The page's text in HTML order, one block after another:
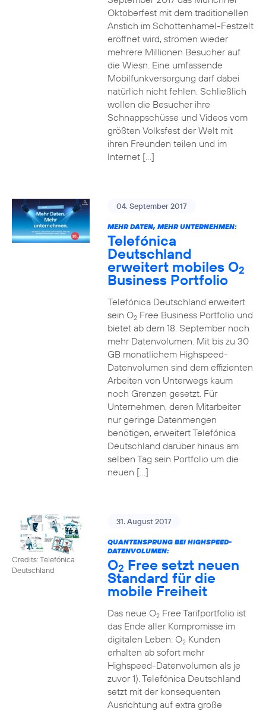
Oktoberfest mit dem traditionellen
Anstich im Schottenhamel-Festzelt
eröffnet wird, strömen wieder
mehrere Millionen Besucher auf
die Wiesn. Eine umfassende
Mobilfunkversorgung darf dabei
natürlich nicht fehlen. Schließlich
wollen die Besucher ihre
Schnappschüsse und Videos vom
größten Volksfest der Welt mit
ihren Freunden teilen und im
Internet […]
04. September 2017
MEHR DATEN, MEHR UNTERNEHMEN:
Telefónica
Deutschland
erweitert mobiles O2
Business Portfolio
Telefónica Deutschland erweitert
sein O2Free Business Portfolio und
bietet ab dem 18. September noch
mehr Datenvolumen. Mit bis zu 30
GB monatlichem Highspeed-
Datenvolumen sind dem effizienten
Arbeiten von Unterwegs kaum
noch Grenzen gesetzt. Für
Unternehmen, deren Mitarbeiter
nur geringe Datenmengen
benötigen, erweitert Telefónica
Deutschland darüber hinaus am
selben Tag sein Portfolio um die
neuen […]
Credits: Telefónica
Deutschland
31. August 2017
QUANTENSPRUNG BEI HIGHSPEED-
DATENVOLUMEN:
O2 Free setzt neuen
Standard für die
mobile Freiheit
Das neue O2Free Tarifportfolio ist
das Ende aller Kompromisse im
digitalen Leben: O2Kunden
erhalten ab sofort mehr
Highspeed-Datenvolumen als je
zuvor 1). Telefónica Deutschland
setzt mit der konsequenten
Ausrichtung auf extra große